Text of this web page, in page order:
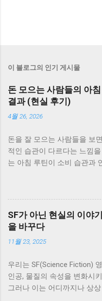
이 블로그의 인기 게시물
돈 모으는 사람들의 아
결과 (현실 후기)
4월 26, 2026
돈을 잘 모으는 사람들을 보
적인 습관이 다르다는 느낌
는 아침 루틴이 소비 습관과
생활에 적용해봤고, 그 결과
고 합니다. 아침 루틴을 바꾸
준비하고 바로 하루를 시작
보니 계획 없이 하루를 보내
흥적으로 이루어졌습니다.
을 활용하기 시작했습니다.
액이 아니더라도 어떤 지출
는 것이 중요했습니다. 이 과
줄일 수 있었습니다. 2. 계좌
SF가 아닌 현실의 이야
을 바꾸다
11월 23, 2025
우리는 SF(Science Fiction)
인공, 물질의 속성을 변화시
그러나 이는 어디까지나 상